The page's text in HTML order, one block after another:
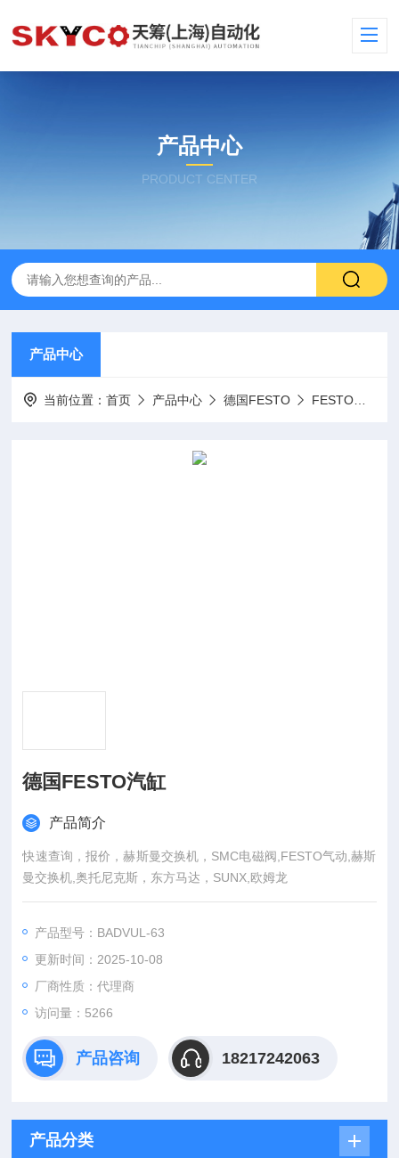
产品中心
PRODUCT CENTER
产品中心
当前位置：首页 产品中心 德国FESTO FESTO气动
德国FESTO汽缸
产品简介
快速查询，报价，赫斯曼交换机，SMC电磁阀,FESTO气动,赫斯
曼交换机,奥托尼克斯，东方马达，SUNX,欧姆龙
产品型号：BADVUL-63
更新时间：2025-10-08
厂商性质：代理商
访问量：5266
产品咨询 18217242063
产品分类